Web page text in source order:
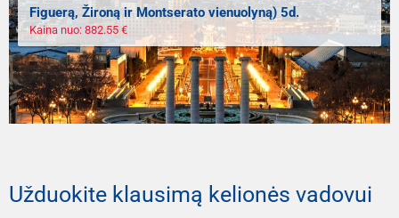
Figuerą, Žironą ir Montserato vienuolyną) 5d.
Kaina nuo: 882.55 €
Užduokite klausimą kelionės vadovui